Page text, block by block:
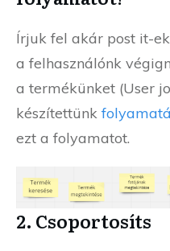
Írjuk fel akár post it-
a felhasználónk
a termékünket (User
készítettünk
ezt a folyamatot.
2. Csoportosíts